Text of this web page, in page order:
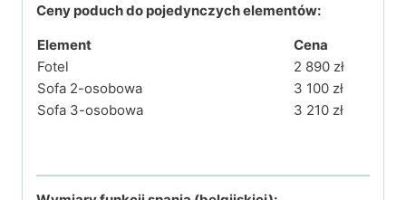
Ceny poduch do pojedynczych elementów:
Element
Cena
Fotel
2 890 zł
Sofa 2-osobowa
3 100 zł
Sofa 3-osobowa
3 210 zł